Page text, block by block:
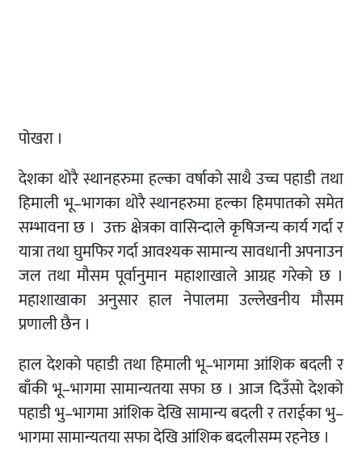
पोखरा ।
देशका थोरै स्थानहरुमा हल्का वर्षाको साथै उच्च पहाडी तथा
हिमाली भू–भागका थोरै स्थानहरुमा हल्का हिमपातको समेत
सम्भावना छ । उक्त क्षेत्रका वासिन्दाले कृषिजन्य कार्य गर्दा र
यात्रा तथा घुमफिर गर्दा आवश्यक सामान्य सावधानी अपनाउन
जल तथा मौसम पूर्वानुमान महाशाखाले आग्रह गरेको छ ।
महाशाखाका अनुसार हाल नेपालमा उल्लेखनीय मौसम
प्रणाली छैन ।
हाल देशको पहाडी तथा हिमाली भू–भागमा आंशिक बदली र
बाँकी भू–भागमा सामान्यतया सफा छ । आज दिउँसो देशको
पहाडी भु–भागमा आंशिक देखि सामान्य बदली र तराईका भु–
भागमा सामान्यतया सफा देखि आंशिक बदलीसम्म रहनेछ ।